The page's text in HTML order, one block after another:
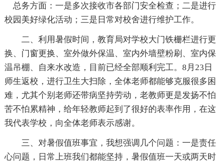
总务方面：一是多次接收市各部门安全检查；二是进行
校园美好绿化活动；三是日常对校舍进行维护工作。
二、利用暑假时间，教育局对学校大门铁栅栏进行更
换、门窗更换、室外做外保温、室内外墙壁粉刷、室内保
温吊棚、自来水改造，目前已经全部顺利完工。8月23日
师生返校，进行卫生大扫除，全体老师都能够克服很多困
难，尤其个别老师还带病坚持劳动，老教师更是发扬不怕
苦不怕累精神，给年轻教师起到了很好的表率作用，在这
我代表学校，向全体老师表示感谢。
三、对暑假值班事宜，我想强调几个问题：一是责任
心问题，日常上班我们都能坚持，暑假值班一天或两天时